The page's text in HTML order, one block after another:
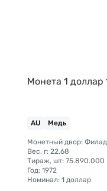
Монета 1
AU Медь
Монетный двор:
Вес, г: 22,68
Тираж, шт: 75.890.000
Год: 1972
Номинал: 1 доллар